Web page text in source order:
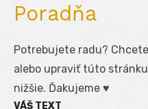
Poradňa
Potrebujete radu?
alebo upraviť túto
nižšie. Ďakujeme ♥
VÁŠ TEXT